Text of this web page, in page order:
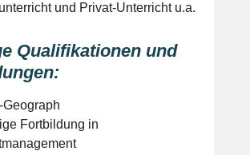
und Privat-Unterricht u.a.
Qualifikationen und
Geograph
Fortbildung in